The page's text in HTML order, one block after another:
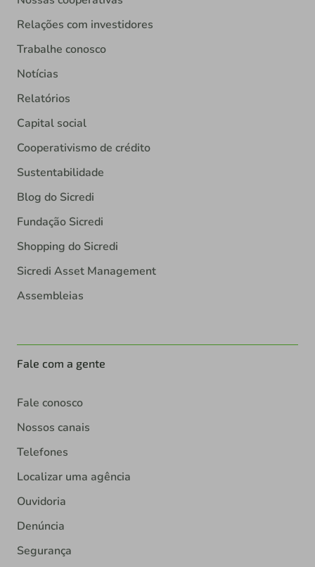
Relações com investidores
Trabalhe conosco
Notícias
Relatórios
Capital social
Cooperativismo de crédito
Sustentabilidade
Blog do Sicredi
Fundação Sicredi
Shopping do Sicredi
Sicredi Asset Management
Assembleias
Fale com a gente
Fale conosco
Nossos canais
Telefones
Localizar uma agência
Ouvidoria
Denúncia
Segurança